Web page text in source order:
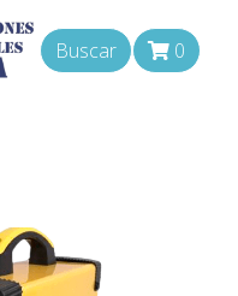
Buscar 0